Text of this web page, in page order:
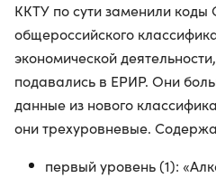
ККТУ по сути заменили
общероссийского
экономической
подавались в ЕРИР. Они
данные из нового
они трехуровневые.
первый уровень (1):